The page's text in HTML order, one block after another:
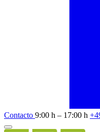
Contacto 9:00 h – 17:00 h